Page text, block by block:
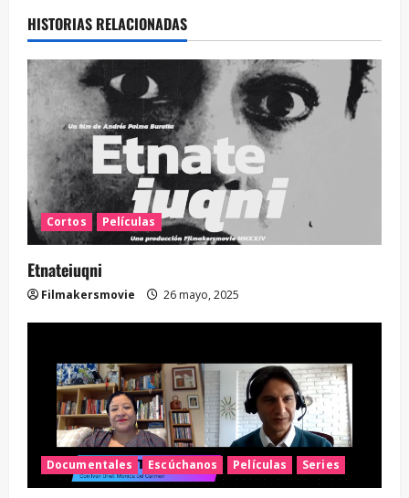
HISTORIAS RELACIONADAS
Cortos Películas
Etnateiuqni
Filmakersmovie 26 mayo, 2025
Documentales Escúchanos Películas Series